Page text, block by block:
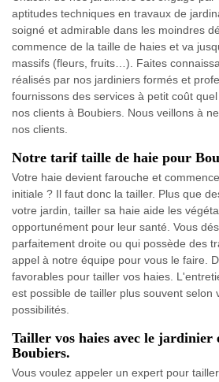
aptitudes techniques en travaux de
soigné et admirable dans les moindres
commence de la taille de haies et va
massifs (fleurs, fruits…). Faites
réalisés par nos jardiniers formés et
fournissons des services à petit coût
nos clients à Boubiers. Nous veillons à
nos clients.
Notre tarif taille de haie pour
Votre haie devient farouche et
initiale ? Il faut donc la tailler. Plus que
votre jardin, tailler sa haie aide les
opportunément pour leur santé. Vous
parfaitement droite ou qui possède des
appel à notre équipe pour vous le faire.
favorables pour tailler vos haies.
est possible de tailler plus souvent selon
possibilités.
Tailler vos haies avec le jardinier
Boubiers.
Vous voulez appeler un expert pour